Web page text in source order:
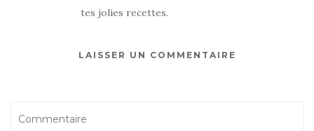
tes jolies recettes.
LAISSER UN COMMENTAIRE